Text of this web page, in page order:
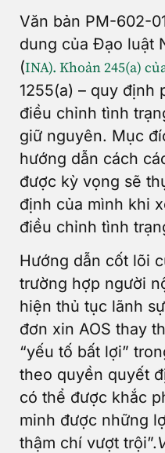
Văn bản PM-602-
dung của Đạo luật
(INA). Khoản 245(a)
1255(a) – quy định
điều chỉnh tình
giữ nguyên. Mục
hướng dẫn cách
được kỳ vọng sẽ
định của mình khi
điều chỉnh tình
Hướng dẫn cốt lõi
trường hợp người
hiện thủ tục lãnh
đơn xin AOS thay
“yếu tố bất lợi”
theo quyền quyết
có thể được khắc
minh được những
thậm chí vượt trội”.